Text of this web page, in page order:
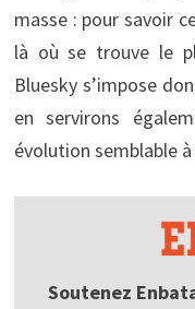
masse : pour savoir
là où se trouve le
Bluesky s’impose
en servirons
évolution semblable à
Soutenez